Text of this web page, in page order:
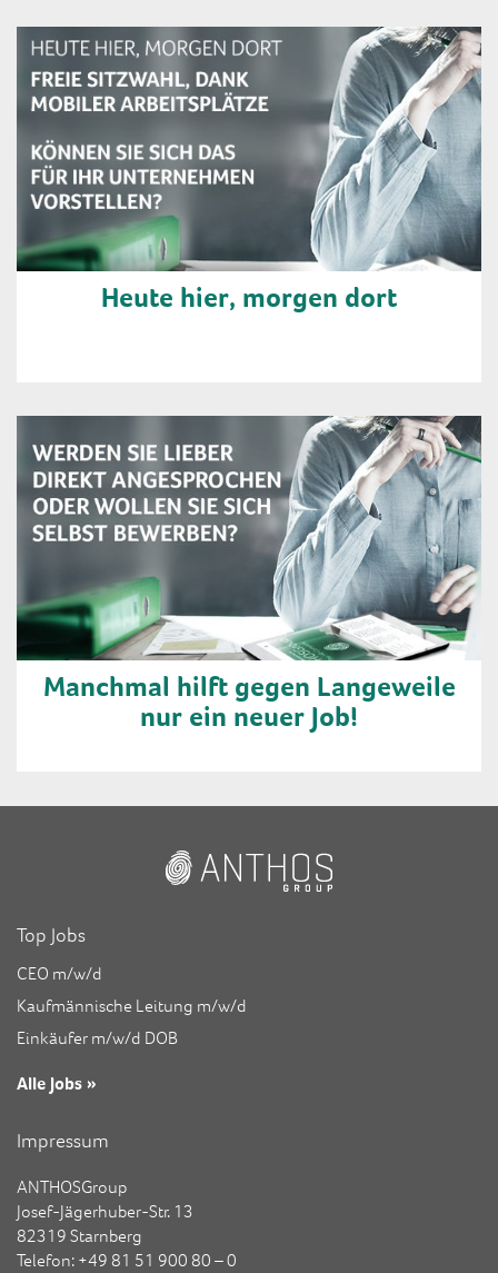
Heute hier, morgen dort
Manchmal hilft gegen Langeweile
nur ein neuer Job!
Top Jobs
CEO m/w/d
Kaufmännische Leitung m/w/d
Einkäufer m/w/d DOB
Alle Jobs »
Impressum
ANTHOSGroup
Josef-Jägerhuber-Str. 13
82319 Starnberg
Telefon: +49 81 51 900 80 – 0